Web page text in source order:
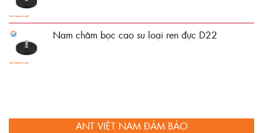
Nam châm bọc cao su loại ren đực D22
ANT VIỆT NAM ĐẢM BẢO